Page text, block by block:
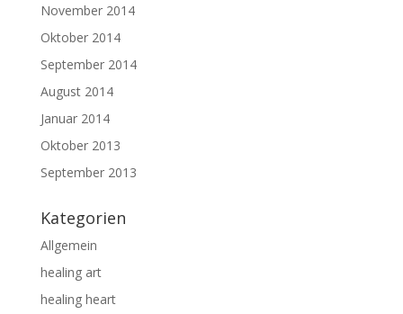
November 2014
Oktober 2014
September 2014
August 2014
Januar 2014
Oktober 2013
September 2013
Kategorien
Allgemein
healing art
healing heart